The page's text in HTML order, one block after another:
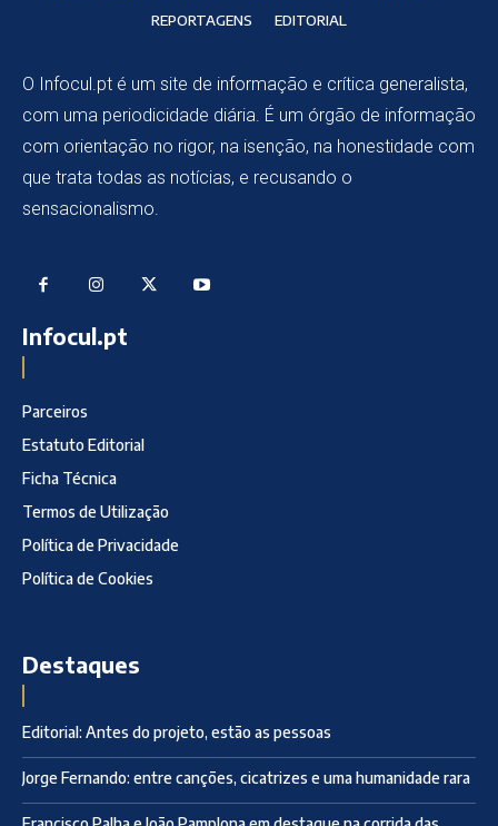
REPORTAGENS
EDITORIAL
O Infocul.pt é um site de informação e crítica generalista,
com uma periodicidade diária. É um órgão de informação
com orientação no rigor, na isenção, na honestidade com
que trata todas as notícias, e recusando o
sensacionalismo.
Infocul.pt
Parceiros
Estatuto Editorial
Ficha Técnica
Termos de Utilização
Política de Privacidade
Política de Cookies
Destaques
Editorial: Antes do projeto, estão as pessoas
Jorge Fernando: entre canções, cicatrizes e uma humanidade rara